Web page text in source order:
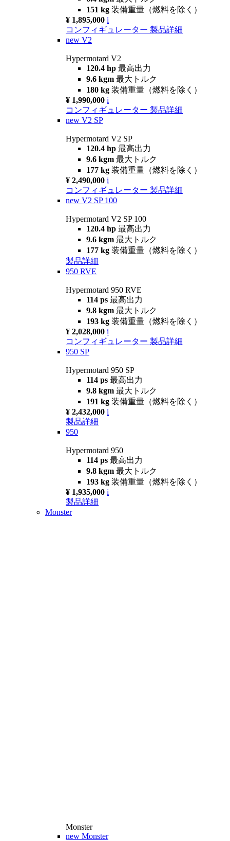
151 kg 装備重量（燃料を除く）
¥ 1,895,000 i
コンフィギュレーター 製品詳細
new V2
Hypermotard V2
120.4 hp 最高出力
9.6 kgm 最大トルク
180 kg 装備重量（燃料を除く）
¥ 1,990,000 i
コンフィギュレーター 製品詳細
new V2 SP
Hypermotard V2 SP
120.4 hp 最高出力
9.6 kgm 最大トルク
177 kg 装備重量（燃料を除く）
¥ 2,490,000 i
コンフィギュレーター 製品詳細
new V2 SP 100
Hypermotard V2 SP 100
120.4 hp 最高出力
9.6 kgm 最大トルク
177 kg 装備重量（燃料を除く）
製品詳細
950 RVE
Hypermotard 950 RVE
114 ps 最高出力
9.8 kgm 最大トルク
193 kg 装備重量（燃料を除く）
¥ 2,028,000 i
コンフィギュレーター 製品詳細
950 SP
Hypermotard 950 SP
114 ps 最高出力
9.8 kgm 最大トルク
191 kg 装備重量（燃料を除く）
¥ 2,432,000 i
製品詳細
950
Hypermotard 950
114 ps 最高出力
9.8 kgm 最大トルク
193 kg 装備重量（燃料を除く）
¥ 1,935,000 i
製品詳細
Monster
Monster
new Monster